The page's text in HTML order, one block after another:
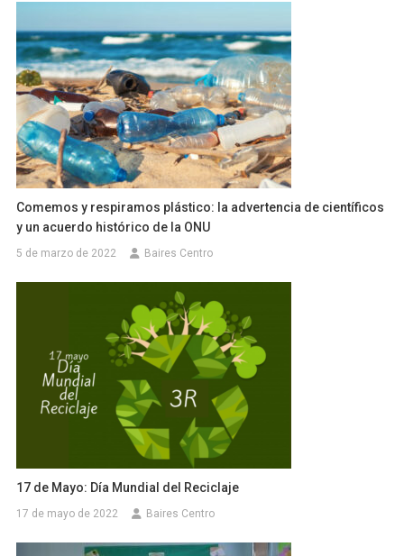
Comemos y respiramos plástico: la advertencia de científicos
y un acuerdo histórico de la ONU
5 de marzo de 2022 Baires Centro
17 de Mayo: Día Mundial del Reciclaje
17 de mayo de 2022 Baires Centro